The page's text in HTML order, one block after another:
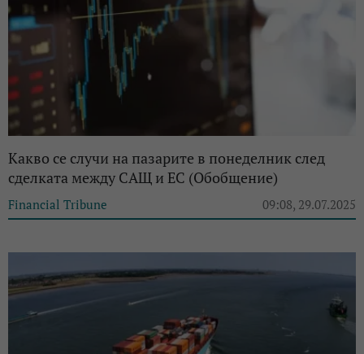
Kaкво се случи на пазарите в понеделник след
сделката между САЩ и ЕС (Обобщение)
Financial Tribune 09:08, 29.07.2025